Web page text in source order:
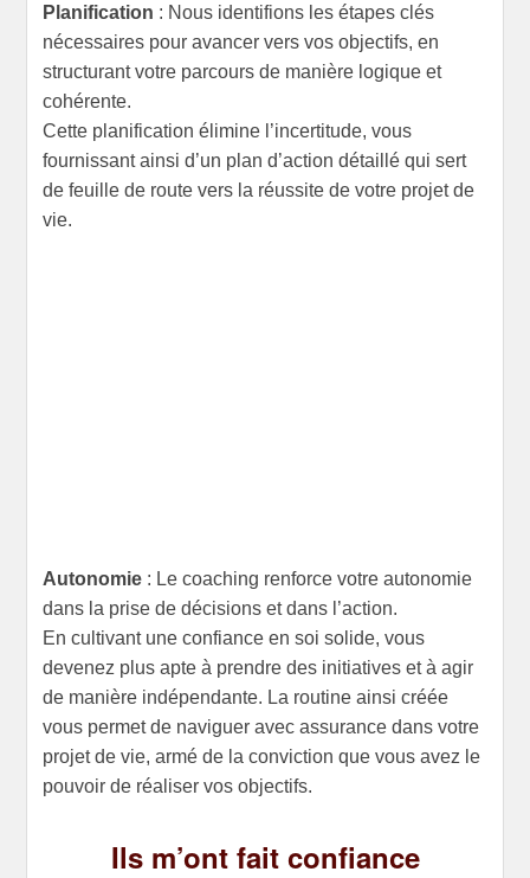
Planification : Nous identifions les étapes clés
nécessaires pour avancer vers vos objectifs, en
structurant votre parcours de manière logique et
cohérente.
Cette planification élimine l’incertitude, vous
fournissant ainsi d’un plan d’action détaillé qui sert
de feuille de route vers la réussite de votre projet de
vie.
Autonomie: Le coaching renforce votre autonomie
dans la prise de décisions et dans l’action.
En cultivant une confiance en soi solide, vous
devenez plus apte à prendre des initiatives et à agir
de manière indépendante. La routine ainsi créée
vous permet de naviguer avec assurance dans votre
projet de vie, armé de la conviction que vous avez le
pouvoir de réaliser vos objectifs.
Ils m’ont fait confiance